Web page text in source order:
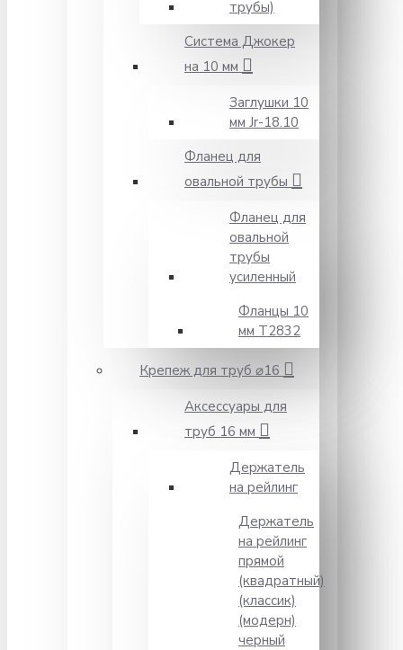
трубы)
Система Джокер
на 10 мм
Заглушки 10
мм Jr-18.10
Фланец для
овальной трубы
Фланец для
овальной
трубы
усиленный
Фланцы 10
мм Т2832
Крепеж для труб ⌀16
Аксессуары для
труб 16 мм
Держатель
на рейлинг
Держатель
на рейлинг
прямой
(квадратный)
(классик)
(модерн)
черный